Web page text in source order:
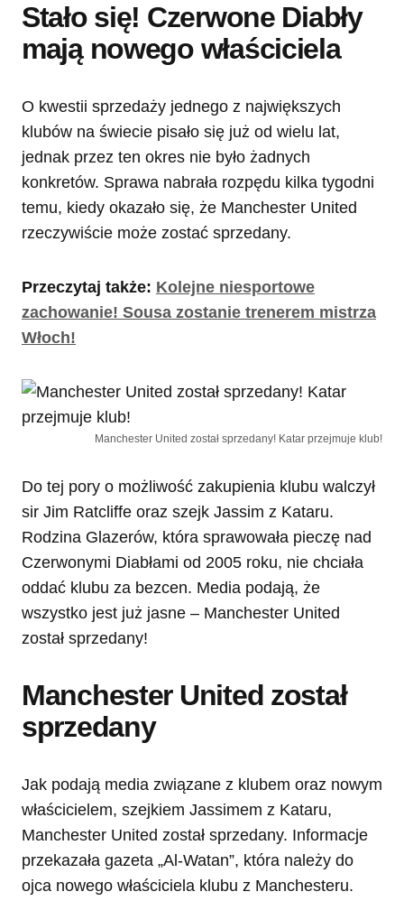
Stało się! Czerwone Diabły
mają nowego właściciela
O kwestii sprzedaży jednego z największych
klubów na świecie pisało się już od wielu lat,
jednak przez ten okres nie było żadnych
konkretów. Sprawa nabrała rozpędu kilka tygodni
temu, kiedy okazało się, że Manchester United
rzeczywiście może zostać sprzedany.
Przeczytaj także: Kolejne niesportowe
zachowanie! Sousa zostanie trenerem mistrza
Włoch!
Manchester United został sprzedany! Katar przejmuje klub!
Do tej pory o możliwość zakupienia klubu walczył
sir Jim Ratcliffe oraz szejk Jassim z Kataru.
Rodzina Glazerów, która sprawowała pieczę nad
Czerwonymi Diabłami od 2005 roku, nie chciała
oddać klubu za bezcen. Media podają, że
wszystko jest już jasne – Manchester United
został sprzedany!
Manchester United został
sprzedany
Jak podają media związane z klubem oraz nowym
właścicielem, szejkiem Jassimem z Kataru,
Manchester United został sprzedany. Informacje
przekazała gazeta „Al-Watan”, która należy do
ojca nowego właściciela klubu z Manchesteru.